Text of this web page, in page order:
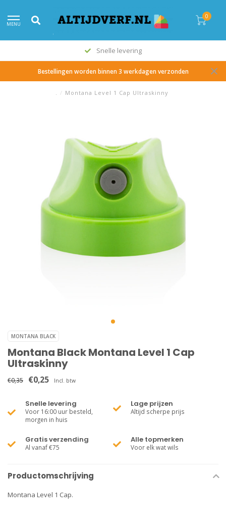
MENU
0
Snelle levering
Bestellingen worden binnen 3 werkdagen verzonden
. / Montana Level 1 Cap Ultraskinny
MONTANA BLACK
Montana Black Montana Level 1 Cap
Ultraskinny
€0,35 €0,25 Incl. btw
Snelle levering
Voor 16:00 uur besteld,
morgen in huis
Lage prijzen
Altijd scherpe prijs
Gratis verzending
Al vanaf €75
Alle topmerken
Voor elk wat wils
Productomschrijving
Montana Level 1 Cap.